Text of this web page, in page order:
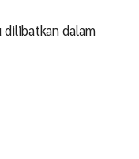
dilibatkan dalam